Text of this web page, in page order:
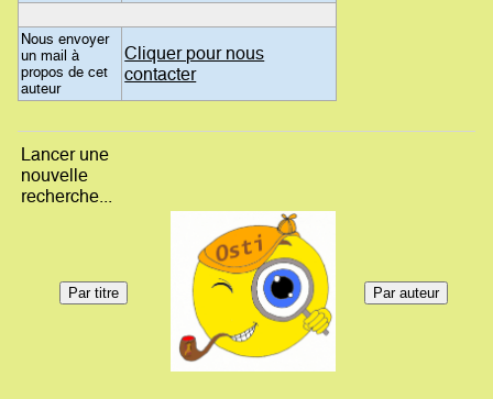
Nous envoyer
un mail à
propos de cet
auteur
Cliquer pour nous
contacter
Lancer une
nouvelle
recherche...